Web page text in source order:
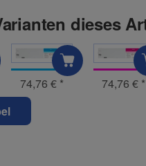
dieses
74,76 € * 74,76 € *